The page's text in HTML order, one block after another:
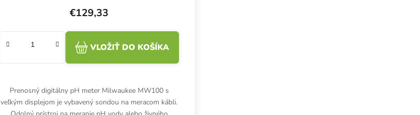
€129,33
VLOŽIŤ DO KOŠÍKA
Prenosný digitálny pH meter Milwaukee MW100 s
veľkým displejom je vybavený sondou na meracom kábli.